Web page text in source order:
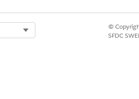
©
SFDC